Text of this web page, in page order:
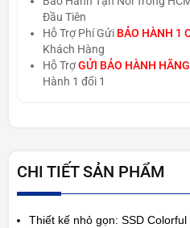
Đầu Tiên
Hỗ Trợ Phí Gửi BẢO HÀNH 1
Khách Hàng
Hỗ TrợGỬI BẢO HÀNH HÃNG
Hành 1 đổi 1
CHI TIẾT SẢN PHẨM
Thiết kế nhỏ gọn: SSDColorful